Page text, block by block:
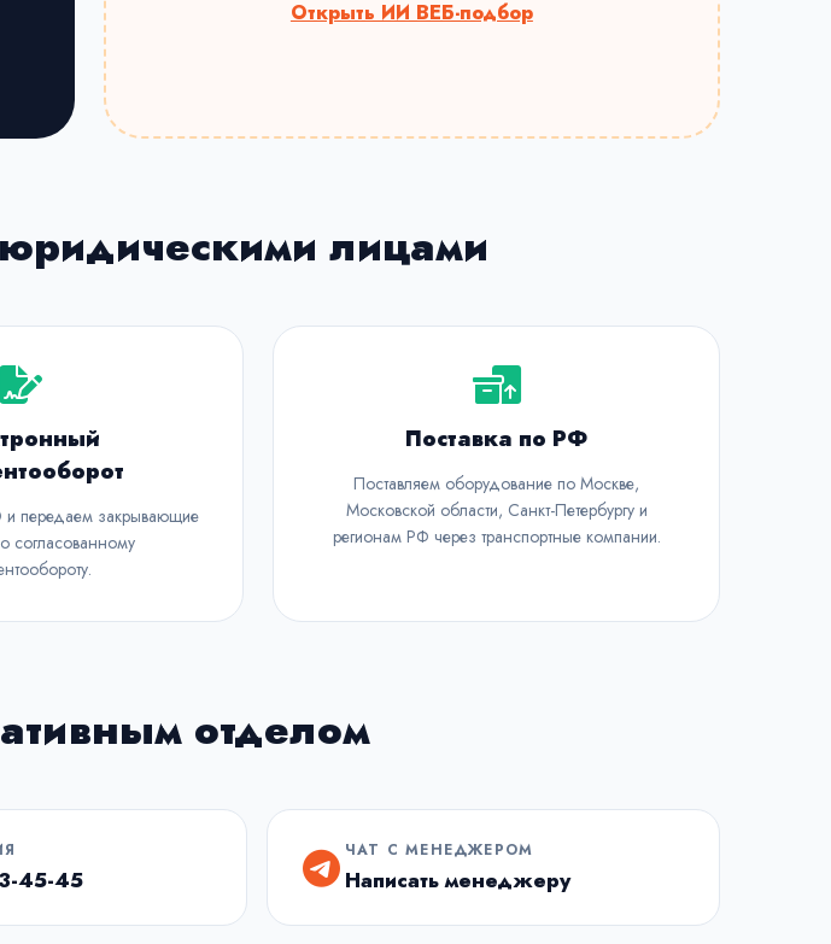
Открыть ИИ ВЕБ-подбор
лицами
передаем закрывающие
согласованному
Поставка по РФ
Поставляем оборудование по Москве,
Московской области, Санкт-Петербургу и
регионам РФ через транспортные компании.
отделом
45-45
ЧАТ С МЕНЕДЖЕРОМ
Написать менеджеру